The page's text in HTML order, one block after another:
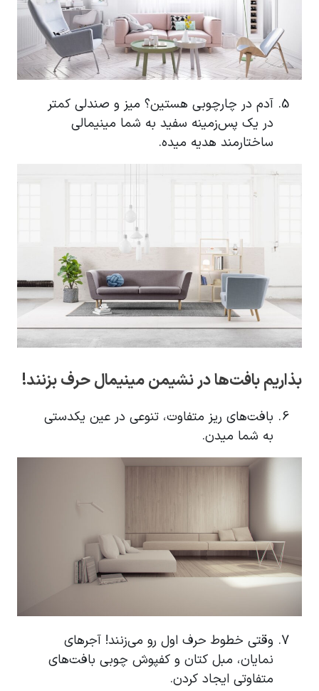
آدم در چارچوبی هستین؟ میز و صندلی کمتر
در یک پس‌زمینه سفید به شما مینیمالی
ساختارمند هدیه میده.
بذاریم بافت‌ها در نشیمن مینیمال حرف بزنند!
بافت‌های ریز متفاوت، تنوعی در عین یکدستی
به شما میدن.
وقتی خطوط حرف اول رو می‌زنند! آجرهای
نمایان، مبل کتان و کفپوش چوبی بافت‌های
متفاوتی ایجاد کردن.